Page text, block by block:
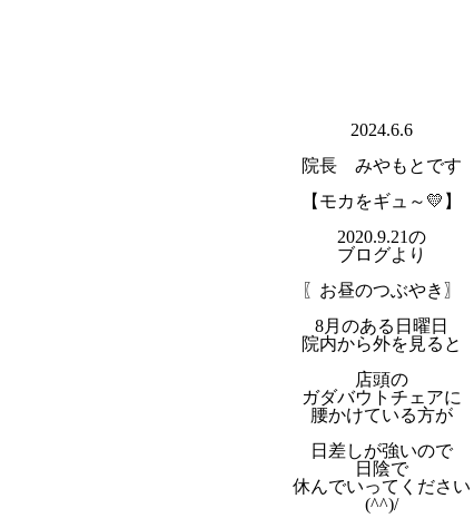
2024.6.6
院長 みやもとです
【モカをギュ～💛】
2020.9.21の
ブログより
〖お昼のつぶやき〗
8月のある日曜日
院内から外を見ると
店頭の
ガダバウトチェアに
腰かけている方が
日差しが強いので
日陰で
休んでいってください
(^^)/